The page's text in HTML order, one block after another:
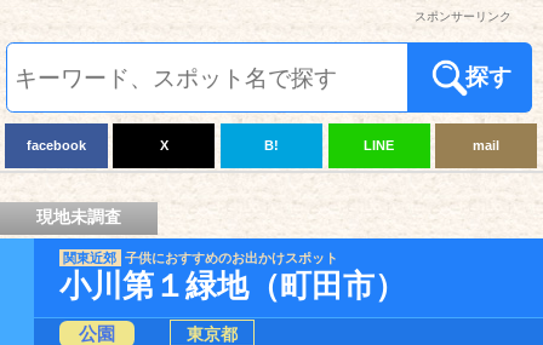
スポンサーリンク
探す
facebook X B! LINE mail
現地未調査
関東近郊 子供におすすめのお出かけスポット
小川第１緑地（町田市）
公園
東京都